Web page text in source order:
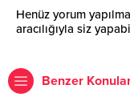
Henüz yorum
aracılığıyla siz
Benzer